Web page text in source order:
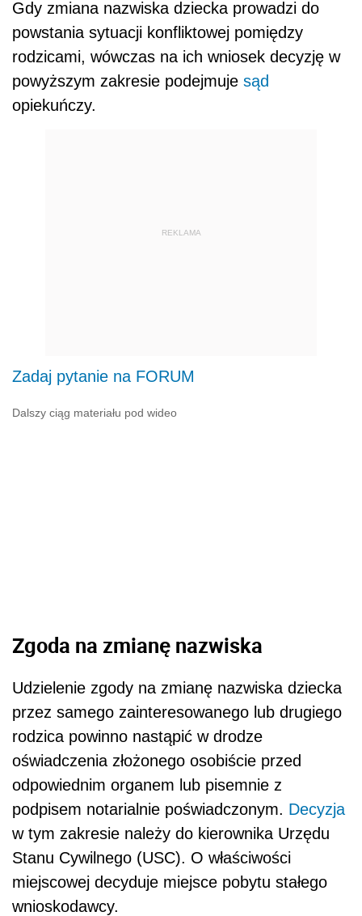
Gdy zmiana nazwiska dziecka prowadzi do
powstania sytuacji konfliktowej pomiędzy
rodzicami, wówczas na ich wniosek decyzję w
powyższym zakresie podejmuje sąd
opiekuńczy.
REKLAMA
Zadaj pytanie na FORUM
Dalszy ciąg materiału pod wideo
Zgoda na zmianę nazwiska
Udzielenie zgody na zmianę nazwiska dziecka
przez samego zainteresowanego lub drugiego
rodzica powinno nastąpić w drodze
oświadczenia złożonego osobiście przed
odpowiednim organem lub pisemnie z
podpisem notarialnie poświadczonym. Decyzja
w tym zakresie należy do kierownika Urzędu
Stanu Cywilnego (USC). O właściwości
miejscowej decyduje miejsce pobytu stałego
wnioskodawcy.